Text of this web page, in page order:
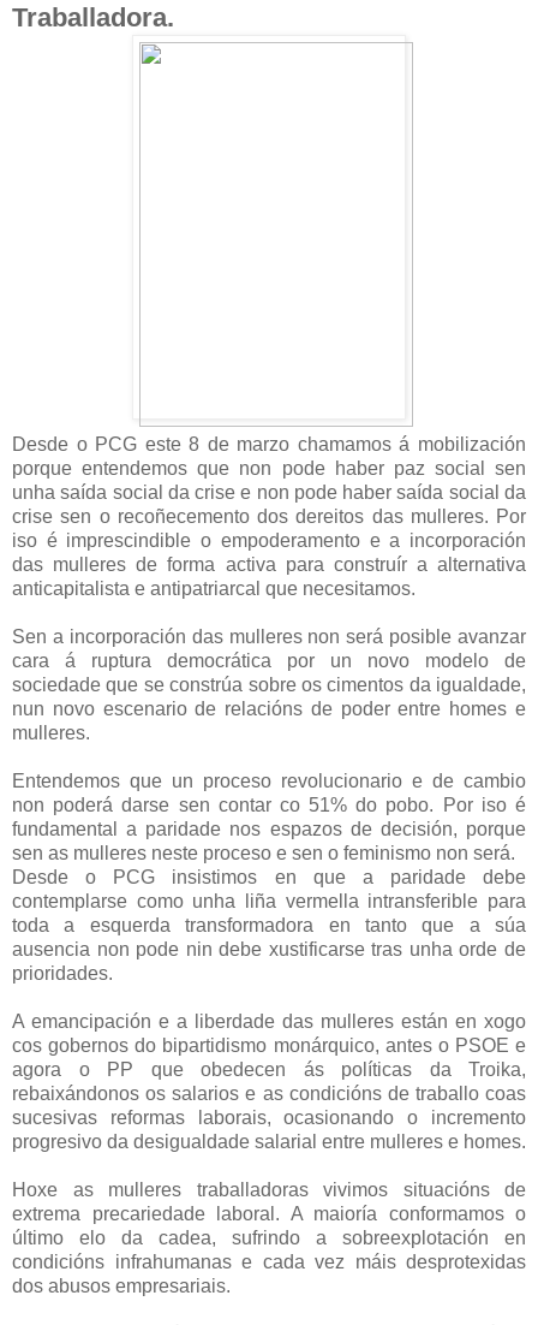
Traballadora.
Desde o PCG este 8 de marzo chamamos á mobilización
porque entendemos que non pode haber paz social sen
unha saída social da crise e non pode haber saída social da
crise sen o recoñecemento dos dereitos das mulleres. Por
iso é imprescindible o empoderamento e a incorporación
das mulleres de forma activa para construír a alternativa
anticapitalista e antipatriarcal que necesitamos.
Sen a incorporación das mulleres non será posible avanzar
cara á ruptura democrática por un novo modelo de
sociedade que se constrúa sobre os cimentos da igualdade,
nun novo escenario de relacións de poder entre homes e
mulleres.
Entendemos que un proceso revolucionario e de cambio
non poderá darse sen contar co 51% do pobo. Por iso é
fundamental a paridade nos espazos de decisión, porque
sen as mulleres neste proceso e sen o feminismo non será.
Desde o PCG insistimos en que a paridade debe
contemplarse como unha liña vermella intransferible para
toda a esquerda transformadora en tanto que a súa
ausencia non pode nin debe xustificarse tras unha orde de
prioridades.
A emancipación e a liberdade das mulleres están en xogo
cos gobernos do bipartidismo monárquico, antes o PSOE e
agora o PP que obedecen ás políticas da Troika,
rebaixándonos os salarios e as condicións de traballo coas
sucesivas reformas laborais, ocasionando o incremento
progresivo da desigualdade salarial entre mulleres e homes.
Hoxe as mulleres traballadoras vivimos situacións de
extrema precariedade laboral. A maioría conformamos o
último elo da cadea, sufrindo a sobreexplotación en
condicións infrahumanas e cada vez máis desprotexidas
dos abusos empresariais.